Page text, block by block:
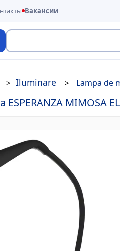
Вакансии
Iluminare Lampa de
MIMOSA